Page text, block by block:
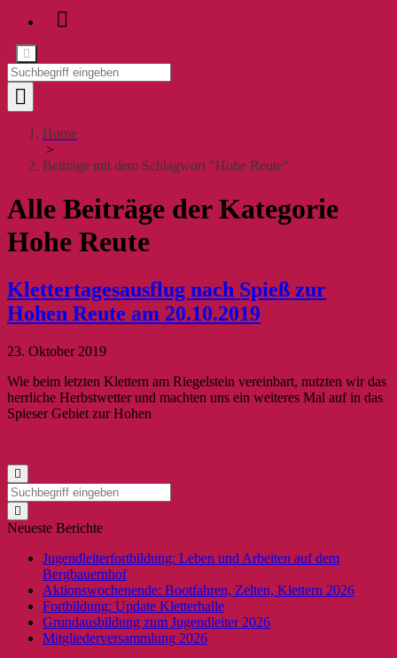
Home
>
Beiträge mit dem Schlagwort "Hohe Reute"
Alle Beiträge der Kategorie
Hohe Reute
Klettertagesausflug nach Spieß zur
Hohen Reute am 20.10.2019
23. Oktober 2019
Wie beim letzten Klettern am Riegelstein vereinbart, nutzten wir das
herrliche Herbstwetter und machten uns ein weiteres Mal auf in das
Spieser Gebiet zur Hohen
Neueste Berichte
Jugendleiterfortbildung: Leben und Arbeiten auf dem
Bergbauernhof
Aktionswochenende: Bootfahren, Zelten, Klettern 2026
Fortbildung: Update Kletterhalle
Grundausbildung zum Jugendleiter 2026
Mitgliederversammlung 2026